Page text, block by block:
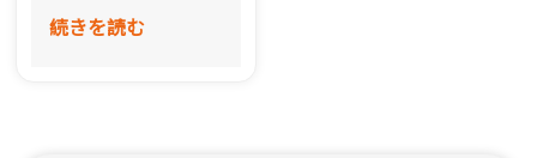
بالعربية
テム
続きを読む